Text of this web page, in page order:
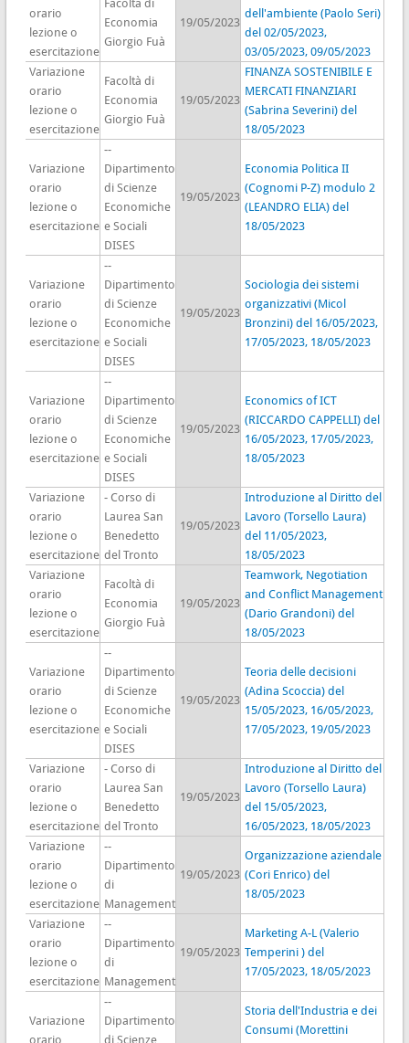
orario
lezione o
esercitazione
Facoltà di
Economia
Giorgio Fuà
19/05/2023
dell'ambiente (Paolo Seri)
del 02/05/2023,
03/05/2023, 09/05/2023
Variazione
orario
lezione o
esercitazione
Facoltà di
Economia
Giorgio Fuà
19/05/2023
FINANZA SOSTENIBILE E
MERCATI FINANZIARI
(Sabrina Severini) del
18/05/2023
Variazione
orario
lezione o
esercitazione
--
Dipartimento
di Scienze
Economiche
e Sociali
DISES
19/05/2023
Economia Politica II
(Cognomi P-Z) modulo 2
(LEANDRO ELIA) del
18/05/2023
Variazione
orario
lezione o
esercitazione
--
Dipartimento
di Scienze
Economiche
e Sociali
DISES
19/05/2023
Sociologia dei sistemi
organizzativi (Micol
Bronzini) del 16/05/2023,
17/05/2023, 18/05/2023
Variazione
orario
lezione o
esercitazione
--
Dipartimento
di Scienze
Economiche
e Sociali
DISES
19/05/2023
Economics of ICT
(RICCARDO CAPPELLI) del
16/05/2023, 17/05/2023,
18/05/2023
Variazione
orario
lezione o
esercitazione
- Corso di
Laurea San
Benedetto
del Tronto
19/05/2023
Introduzione al Diritto del
Lavoro (Torsello Laura)
del 11/05/2023,
18/05/2023
Variazione
orario
lezione o
esercitazione
Facoltà di
Economia
Giorgio Fuà
19/05/2023
Teamwork, Negotiation
and Conflict Management
(Dario Grandoni) del
18/05/2023
Variazione
orario
lezione o
esercitazione
--
Dipartimento
di Scienze
Economiche
e Sociali
DISES
19/05/2023
Teoria delle decisioni
(Adina Scoccia) del
15/05/2023, 16/05/2023,
17/05/2023, 19/05/2023
Variazione
orario
lezione o
esercitazione
- Corso di
Laurea San
Benedetto
del Tronto
19/05/2023
Introduzione al Diritto del
Lavoro (Torsello Laura)
del 15/05/2023,
16/05/2023, 18/05/2023
Variazione
orario
lezione o
esercitazione
--
Dipartimento
di
Management
19/05/2023
Organizzazione aziendale
(Cori Enrico) del
18/05/2023
Variazione
orario
lezione o
esercitazione
--
Dipartimento
di
Management
19/05/2023
Marketing A-L (Valerio
Temperini ) del
17/05/2023, 18/05/2023
Variazione
orario
--
Dipartimento
di Scienze
Storia dell'Industria e dei
Consumi (Morettini